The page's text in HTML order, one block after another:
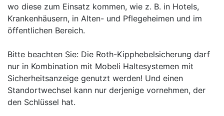
wo diese zum Einsatz kommen, wie z. B. in Hotels,
Krankenhäusern, in Alten- und Pflegeheimen und im
öffentlichen Bereich.
Bitte beachten Sie: Die Roth-Kipphebelsicherung darf
nur in Kombination mit Mobeli Haltesystemen mit
Sicherheitsanzeige genutzt werden! Und einen
Standortwechsel kann nur derjenige vornehmen, der
den Schlüssel hat.